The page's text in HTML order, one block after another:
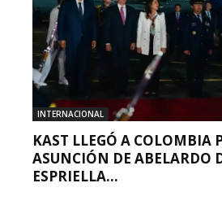
INTERNACIONAL
KAST LLEGÓ A COLOMBIA
ASUNCIÓN DE ABELARDO
ESPRIELLA...